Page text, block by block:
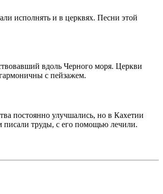
исполнять и в церквях. Песни этой
вдоль Черного моря. Церкви
с пейзажем.
постоянно улучшались, но в Кахетии
писали труды, с его помощью лечили.